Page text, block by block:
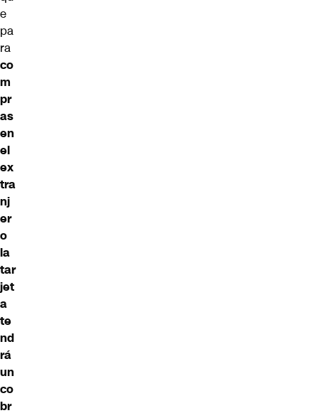
e
pa
ra
co
m
pr
as
en
el
ex
tra
nj
er
o
la
tar
jet
a
te
nd
rá
un
co
br